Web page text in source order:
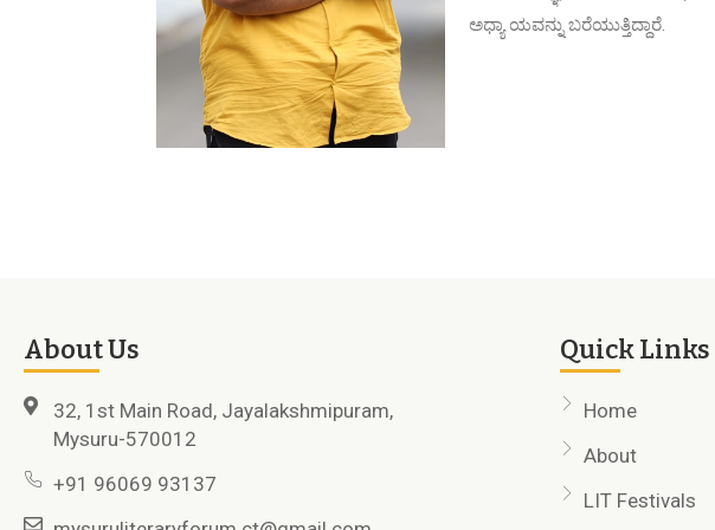
ಅಧ್ಯಾ ಯವನ್ನು ಬರೆಯುತ್ತಿದ್ದಾರೆ.
About Us
32, 1st Main Road, Jayalakshmipuram,
Mysuru-570012
+91 96069 93137
Quick Links
Home
About
LIT Festivals